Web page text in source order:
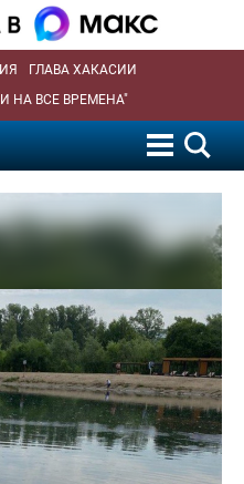
ГЛАВА ХАКАСИИ
НА ВСЕ ВРЕМЕНА"